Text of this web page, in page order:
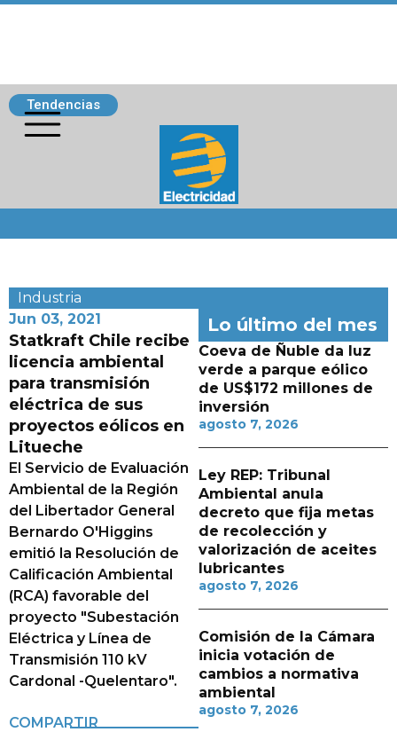
Tendencias
Industria
Jun 03, 2021
Statkraft Chile recibe
licencia ambiental
para transmisión
eléctrica de sus
proyectos eólicos en
Litueche
El Servicio de Evaluación
Ambiental de la Región
del Libertador General
Bernardo O'Higgins
emitió la Resolución de
Calificación Ambiental
(RCA) favorable del
proyecto "Subestación
Eléctrica y Línea de
Transmisión 110 kV
Cardonal -Quelentaro".
COMPARTIR
Lo último del mes
Coeva de Ñuble da luz
verde a parque eólico
de US$172 millones de
inversión
agosto 7, 2026
Ley REP: Tribunal
Ambiental anula
decreto que fija metas
de recolección y
valorización de aceites
lubricantes
agosto 7, 2026
Comisión de la Cámara
inicia votación de
cambios a normativa
ambiental
agosto 7, 2026